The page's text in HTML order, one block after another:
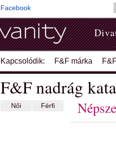
Facebook
Kapcsolódik: F&F márka
F&F nadrág
Női Férfi